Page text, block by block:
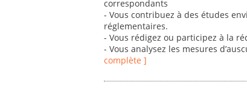
correspondants
- Vous contribuez à des études
réglementaires.
- Vous rédigez ou participez à la
- Vous analysez les mesures
complète ]